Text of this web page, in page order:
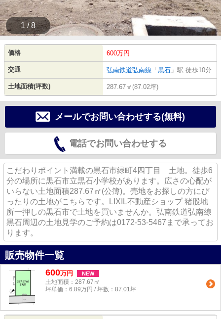
1 / 8
価格 600万円
交通 弘南鉄道弘南線 「 黒石 」駅 徒歩10分
土地面積(坪数) 287.67㎡(87.02坪)
メールでお問い合わせする(無料)
電話でお問い合わせする
こだわりポイント満載の黒石市緑町4四丁目 土地。徒歩6
分の場所に黒石市立黒石小学校があります。広さの心配が
いらない土地面積287.67㎡(公簿)。売地をお探しの方にぴ
ったりの土地がこちらです。LIXIL不動産ショップ 猪股地
所一押しの黒石市で土地を買いませんか。弘南鉄道弘南線
黒石周辺の土地見学のご予約は0172-53-5467まで承ってお
ります。
販売物件一覧
600万円 NEW
土地面積：287.67㎡
坪単価：6.89万円 / 坪数：87.01坪